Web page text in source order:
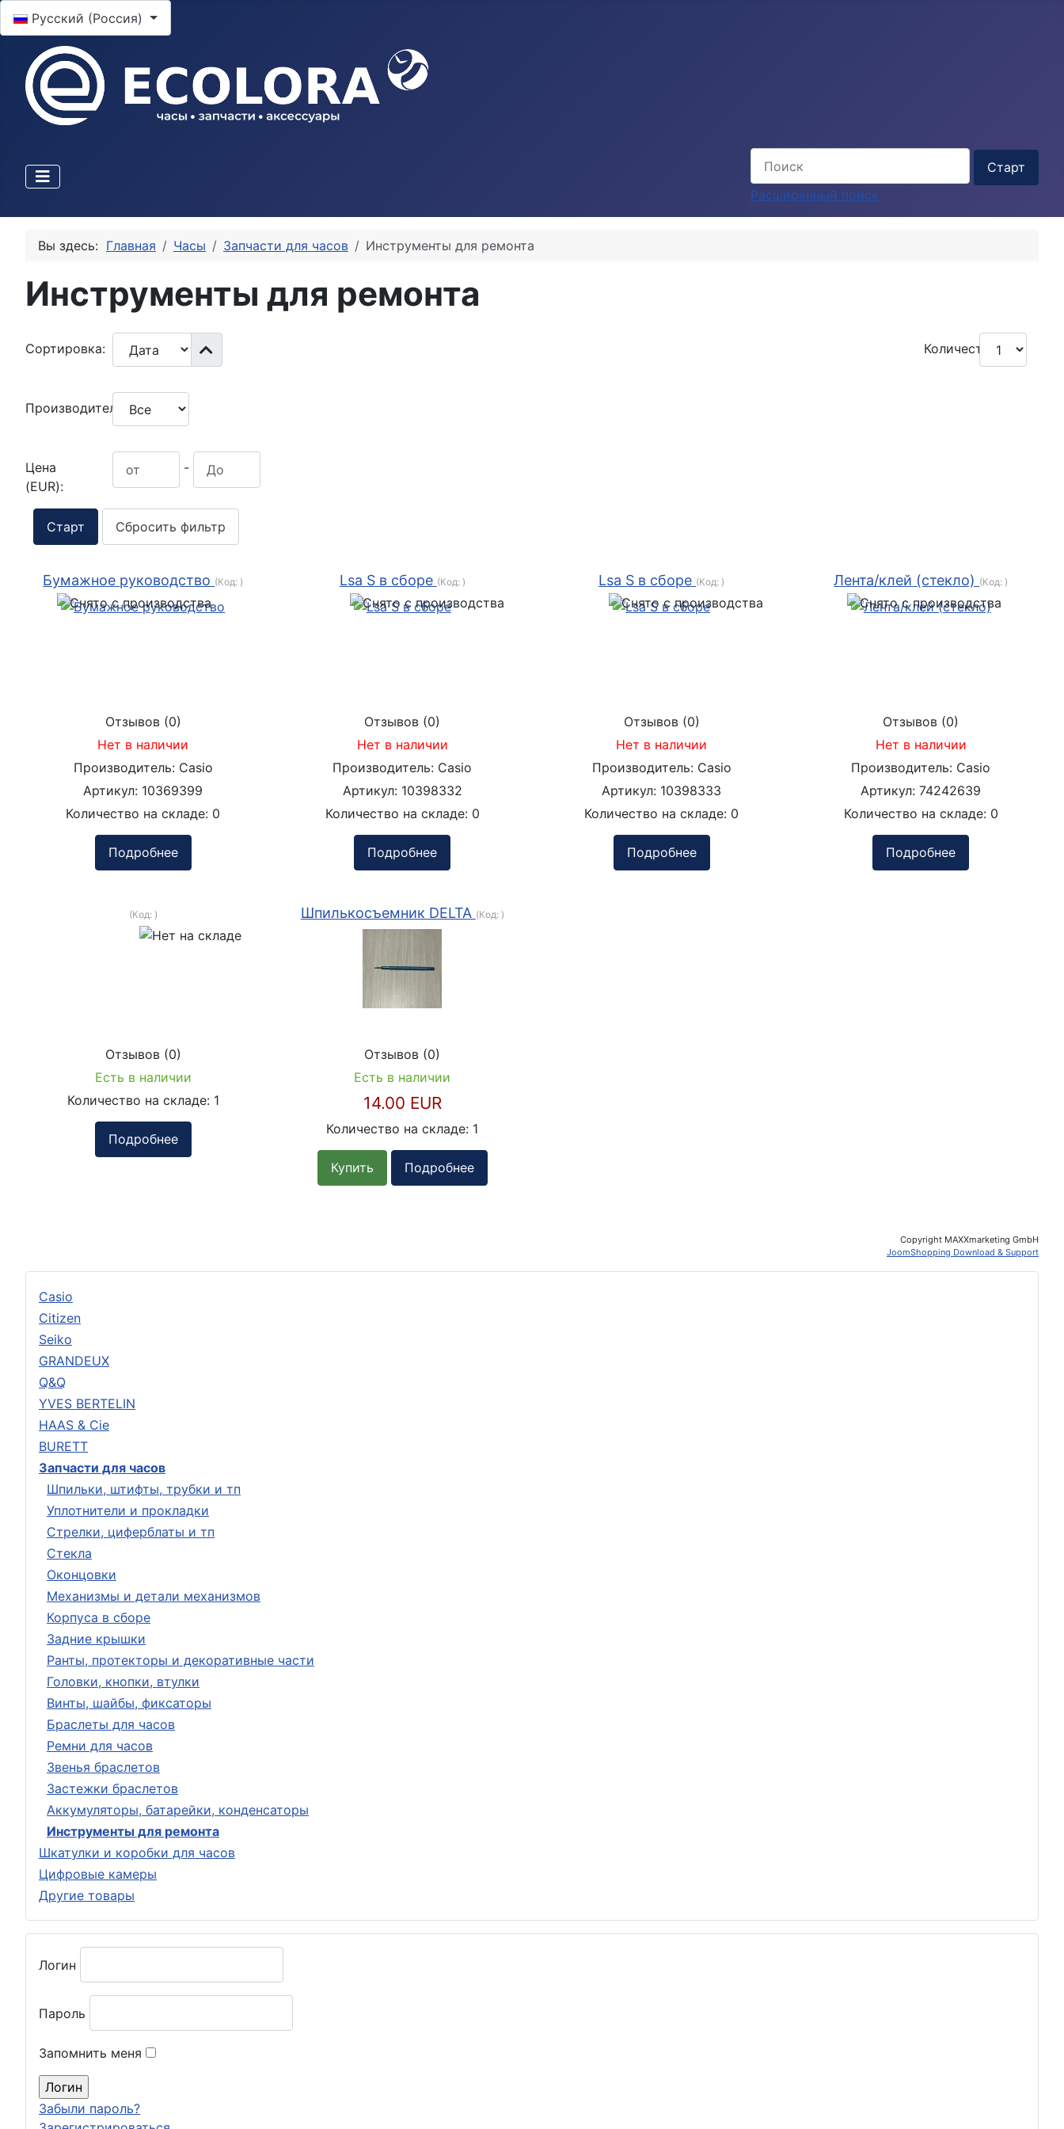
Выберите язык
Русский (Россия)
Расширенный поиск
Casio
Citizen
Seiko
GRANDEUX
Q&Q
YVES BERTELIN
HAAS & Cie
BURETT
Запчасти для часов
Шпильки, штифты, трубки и тп
Уплотнители и прокладки
Стрелки, циферблаты и тп
Стекла
Оконцовки
Механизмы и детали механизмов
Корпуса в сборе
Задние крышки
Ранты, протекторы и декоративные части
Головки, кнопки, втулки
Винты, шайбы, фиксаторы
Браслеты для часов
Ремни для часов
Звенья браслетов
Застежки браслетов
Аккумуляторы, батарейки, конденсаторы
Инструменты для ремонта
Шкатулки и коробки для часов
Цифровые камеры
Другие товары
Логин
Пароль
Запомнить меня
Забыли пароль?
Вы здесь: Главная Часы Запчасти для часов Инструменты для ремонта
Инструменты для ремонта
Сортировка: Количество:
Производитель:
Цена
(EUR):
-
Сбросить фильтр
Бумажное руководство (Код: )
Отзывов (0)
Нет в наличии
Производитель: Casio
Артикул: 10369399
Количество на складе: 0
Подробнее
Lsa S в сборе (Код: )
Отзывов (0)
Нет в наличии
Производитель: Casio
Артикул: 10398332
Количество на складе: 0
Подробнее
Lsa S в сборе (Код: )
Отзывов (0)
Нет в наличии
Производитель: Casio
Артикул: 10398333
Количество на складе: 0
Подробнее
Лента/клей (стекло) (Код: )
Отзывов (0)
Нет в наличии
Производитель: Casio
Артикул:74242639
Количество на складе: 0
Подробнее
(Код: )
Отзывов (0)
Есть в наличии
Количество на складе: 1
Подробнее
Шпилькосъемник DELTA (Код: )
Отзывов (0)
Есть в наличии
14.00 EUR
Количество на складе: 1
Купить Подробнее
Copyright MAXXmarketing GmbH
JoomShopping Download & Support